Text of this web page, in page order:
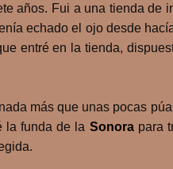
años. Fui a una tienda de
echado el ojo desde
entré en la tienda,
más que unas pocas
la funda de la Sonorapara